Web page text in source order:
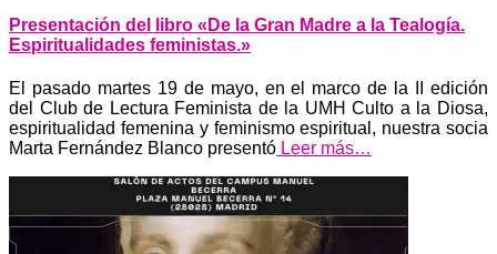
Presentación del libro «De la Gran Madre a la Tealogía.
Espiritualidades feministas.»
El pasado martes 19 de mayo, en el marco de la II edición
del Club de Lectura Feminista de la UMH Culto a la Diosa,
espiritualidad femenina y feminismo espiritual, nuestra socia
Marta Fernández Blanco presentó Leer más…